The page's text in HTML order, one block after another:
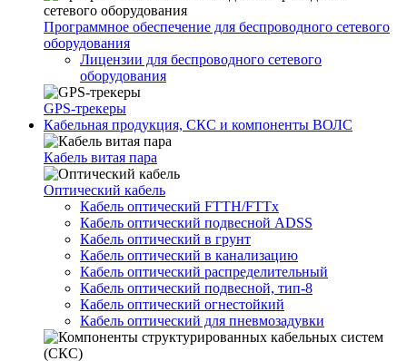
Программное обеспечение для беспроводного сетевого
оборудования
Лицензии для беспроводного сетевого
оборудования
GPS-трекеры
Кабельная продукция, СКС и компоненты ВОЛС
Кабель витая пара
Оптический кабель
Кабель оптический FTTH/FTTx
Кабель оптический подвесной ADSS
Кабель оптический в грунт
Кабель оптический в канализацию
Кабель оптический распределительный
Кабель оптический подвесной, тип-8
Кабель оптический огнестойкий
Кабель оптический для пневмозадувки